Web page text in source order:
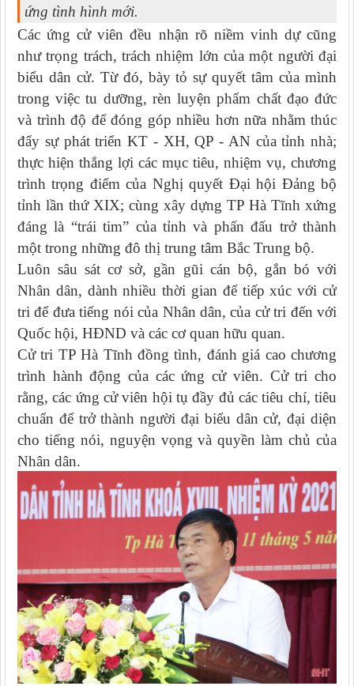
ứng tình hình mới.
Các ứng cử viên đều nhận rõ niềm vinh dự cũng
như trọng trách, trách nhiệm lớn của một người đại
biểu dân cử. Từ đó, bày tỏ sự quyết tâm của mình
trong việc tu dưỡng, rèn luyện phẩm chất đạo đức
và trình độ để đóng góp nhiều hơn nữa nhằm thúc
đẩy sự phát triển KT - XH, QP - AN của tỉnh nhà;
thực hiện thắng lợi các mục tiêu, nhiệm vụ, chương
trình trọng điểm của Nghị quyết Đại hội Đảng bộ
tỉnh lần thứ XIX; cùng xây dựng TP Hà Tĩnh xứng
đáng là “trái tim” của tỉnh và phấn đấu trở thành
một trong những đô thị trung tâm Bắc Trung bộ.
Luôn sâu sát cơ sở, gần gũi cán bộ, gắn bó với
Nhân dân, dành nhiều thời gian để tiếp xúc với cử
tri để đưa tiếng nói của Nhân dân, của cử tri đến với
Quốc hội, HĐND và các cơ quan hữu quan.
Cử tri TP Hà Tĩnh đồng tình, đánh giá cao chương
trình hành động của các ứng cử viên. Cử tri cho
rằng, các ứng cử viên hội tụ đầy đủ các tiêu chí, tiêu
chuẩn để trở thành người đại biểu dân cử, đại diện
cho tiếng nói, nguyện vọng và quyền làm chủ của
Nhân dân.